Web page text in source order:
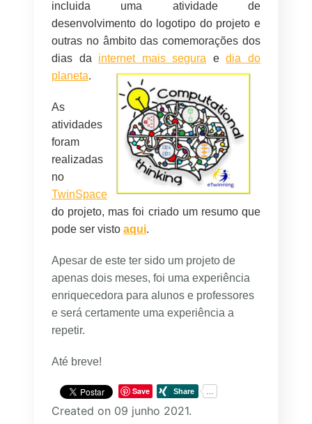
incluida uma atividade de
desenvolvimento do logotipo do projeto e
outras no âmbito das comemorações dos
dias da internet mais segura edia do
planeta.
As
atividades
foram
realizadas
no
TwinSpace
do projeto, mas foi criado um resumo que
pode ser visto aqui.
Apesar de este ter sido um projeto de
apenas dois meses, foi uma experiência
enriquecedora para alunos e professores
e será certamente uma experiência a
repetir.
Até breve!
Save
Created on 09 junho 2021.